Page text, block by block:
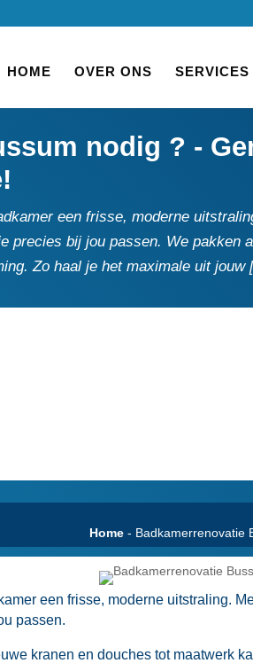
HOME OVER ONS SERVICES
nodig ? -
een frisse, moderne
precies bij jou passen.​ We pakken
Zo haal je het maximale uit
Home- Badkamerrenovatie
een frisse, moderne uitstraling.​
passen.​
kranen en douches tot maatwerk